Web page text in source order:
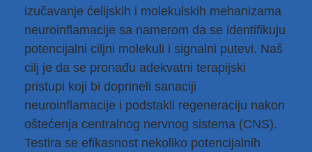
izučavanje ćelijskih i molekulskih mehanizama
neuroinflamacije sa namerom da se identifikuju
potencijalni ciljni molekuli i signalni putevi. Naš
cilj je da se pronađu adekvatni terapijski
pristupi koji bi doprineli sanaciji
neuroinflamacije i podstakli regeneraciju nakon
oštećenja centralnog nervnog sistema (CNS).
Testira se efikasnost nekoliko potencijalnih